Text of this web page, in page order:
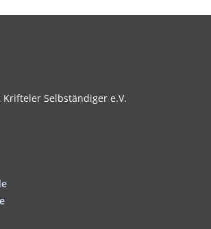
Krifteler Selbständiger e.V.